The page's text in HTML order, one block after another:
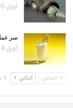
أبريل 30, 2015
سر
أبريل 14, 2015
السابق التالي 1 من 5